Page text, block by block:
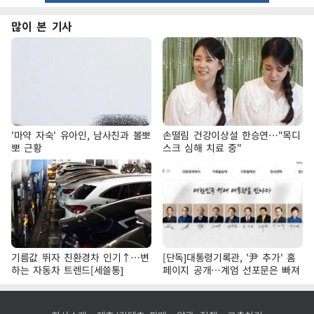
많이 본 기사
'마약 자숙' 유아인, 남사친과 볼뽀
뽀 근황
손떨림 건강이상설 한승연…"목디
스크 심해 치료 중"
기름값 뛰자 친환경차 인기↑…변
하는 자동차 트렌드[세쓸통]
[단독]대통령기록관, '尹 추가' 홈
페이지 공개…계엄 선포문은 빠져